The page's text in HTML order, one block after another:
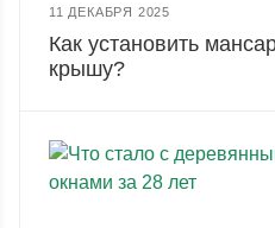
11 ДЕКАБРЯ 2025
Как установить
крышу?